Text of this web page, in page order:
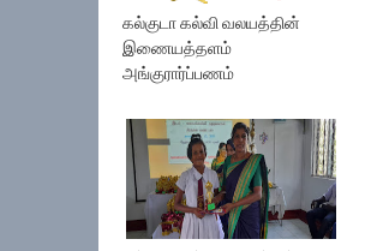
கல்குடா கல்வி வலயத்தின்
இணையத்தளம்
அங்குரார்ப்பணம்